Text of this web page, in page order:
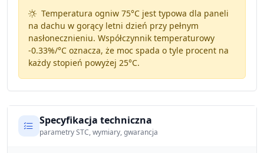
Temperatura ogniw 75°C jest typowa dla paneli
na dachu w gorący letni dzień przy pełnym
nasłonecznieniu. Współczynnik temperaturowy
-0.33%/°Coznacza, że moc spada o tyle procent na
każdy stopień powyżej 25°C.
Specyfikacja techniczna
parametry STC, wymiary, gwarancja